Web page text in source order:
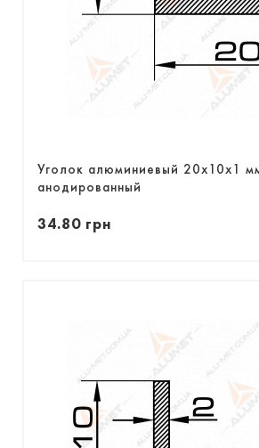
Уголок алюминиевый 20х10х1
анодированный
34.80 грн